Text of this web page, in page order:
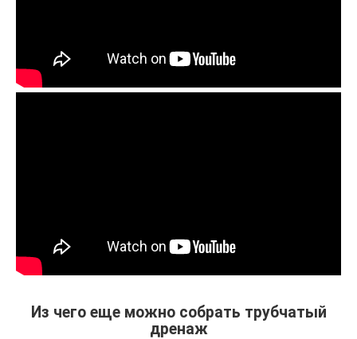
Из чего еще можно собрать трубчатый
дренаж